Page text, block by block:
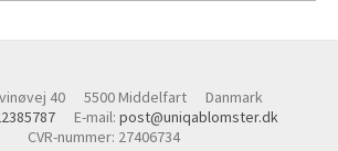
40 5500 Middelfart
Danmark
E-mail: post@uniqablomster.dk
CVR-nummer: 27406734